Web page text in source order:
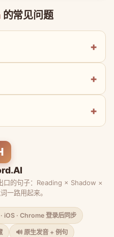
的常见问题
口的句子：Reading × Shadow ×
一路用起来。
iOS · Chrome 登录后同步
🔊 原生发音 + 例句